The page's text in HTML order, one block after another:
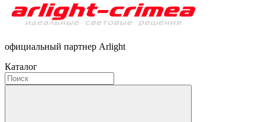
официальный партнер Arlight
Каталог